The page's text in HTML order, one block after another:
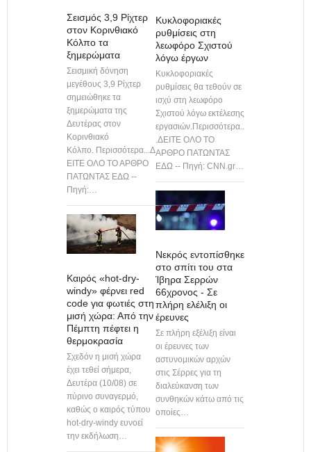
Σεισμός 3,9 Ρίχτερ
στον Κορινθιακό
Κόλπο τα
ξημερώματα
Σεισμική δόνηση
μεγέθους 3,9 Ρίχτερ
σημειώθηκε τα
ξημερώματα της
Δευτέρας στον
Κορινθιακό
Κόλπο. Περισσότερα...Δ
ΕΙΤΕ ΟΛΟ ΤΟ ΑΡΘΡΟ
ΠΑΤΩΝΤΑΣ ΕΔΩ --
Πηγή:…
Καιρός «hot-dry-
windy» φέρνει red
code για φωτιές στη
μισή χώρα: Από την
Πέμπτη πέφτει η
θερμοκρασία
Σχεδόν η μισή χώρα
έχει τεθεί σήμερα,
Δευτέρα (10/08) σε
πύρινο συναγερμό,
καθώς ο καιρός τύπου
hot-dry-windy ευνοεί
την εκδήλωση…
Κυκλοφοριακές
ρυθμίσεις στη
λεωφόρο Σχιστού
λόγω έργων
Κυκλοφοριακές
ρυθμίσεις θα τεθούν σε
ισχύ στη λεωφόρο
Σχιστού λόγω εκτέλεσης
εργασιών.Περισσότερα..
.ΔΕΙΤΕ ΟΛΟ ΤΟ
ΑΡΘΡΟ ΠΑΤΩΝΤΑΣ
ΕΔΩ -- Πηγή: CNN.gr…
Νεκρός εντοπίσθηκε
στο σπίτι του στα
Ίβηρα Σερρών
66χρονος - Σε
πλήρη ελέλιξη οι
έρευνες
Σε πλήρη εξέλιξη είναι
οι έρευνες των
αστυνομικών αρχών
στις Σέρρες για τη
διαλεύκανση των
συνθηκών κάτω από τις
οποίες…